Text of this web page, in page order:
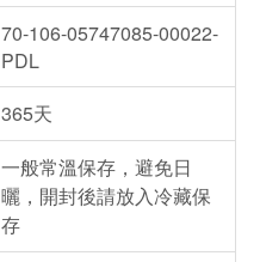
70-106-05747085-00022-
PDL
365天
一般常溫保存，避免日
曬，開封後請放入冷藏保
存